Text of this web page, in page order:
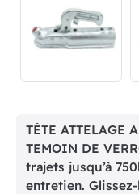
TÊTE ATTELAGE
TEMOIN DE
trajets jusqu’à
entretien.